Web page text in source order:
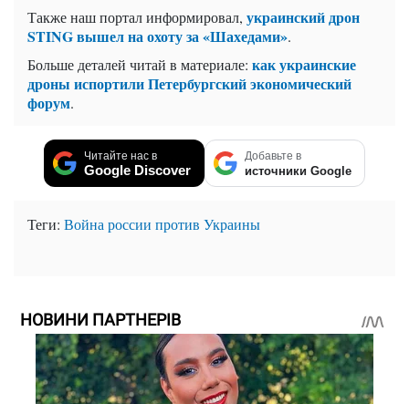
Также наш портал информировал, украинский дрон
STING вышел на охоту за «Шахедами».
Больше деталей читай в материале: как украинские
дроны испортили Петербургский экономический
форум.
Читайте нас в
Google Discover
Добавьте в
источники Google
Теги: Война россии против Украины
НОВИНИ ПАРТНЕРІВ